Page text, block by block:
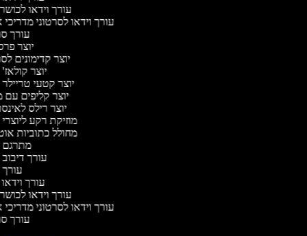
עורך וידאו
עורך וידאו לסרטוני
עורך
יוצר
יוצר קדימונים
יוצר
יוצר קטעי
יוצר קליפים
יוצר רילס
מוזיקת רקע
מחולל כתוביות
מתרגם
עורך
עורך
עורך וידאו
עורך וידאו לסרטוני
עורך